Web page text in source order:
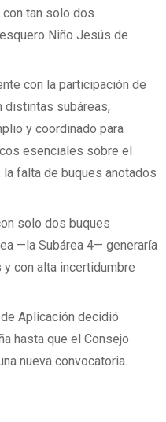
tan solo dos
Niño Jesús de
con la participación de
subáreas,
y coordinado para
esenciales sobre el
falta de buques anotados
solo dos buques
—la Subárea 4— generaría
con alta incertidumbre
Aplicación decidió
hasta que el Consejo
nueva convocatoria.